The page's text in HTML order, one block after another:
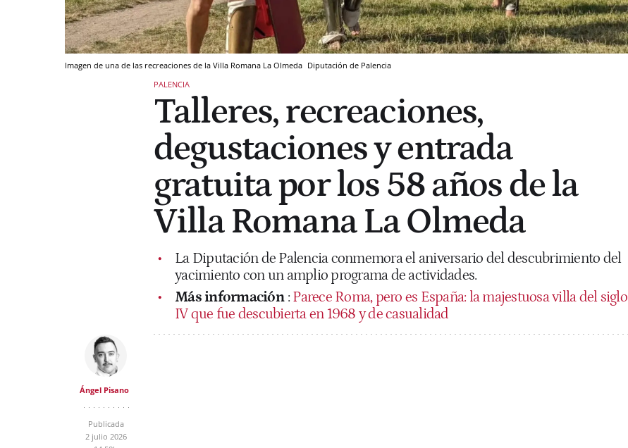
Imagen de una de las recreaciones de la Villa Romana La Olmeda Diputación de Palencia
PALENCIA
Talleres, recreaciones,
degustaciones y entrada
gratuita por los 58 años de la
Villa Romana La Olmeda
La Diputación de Palencia conmemora el aniversario del descubrimiento del
yacimiento con un amplio programa de actividades.
Más información : Parece Roma, pero es España: la majestuosa villa del siglo
IV que fue descubierta en 1968 y de casualidad
Ángel Pisano
Publicada
2 julio 2026